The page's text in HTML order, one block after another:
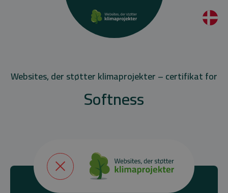
Websites, der støtter klimaprojekter – certifikat for
Softness